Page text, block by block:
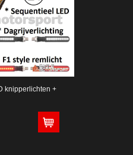
knipperlichten +